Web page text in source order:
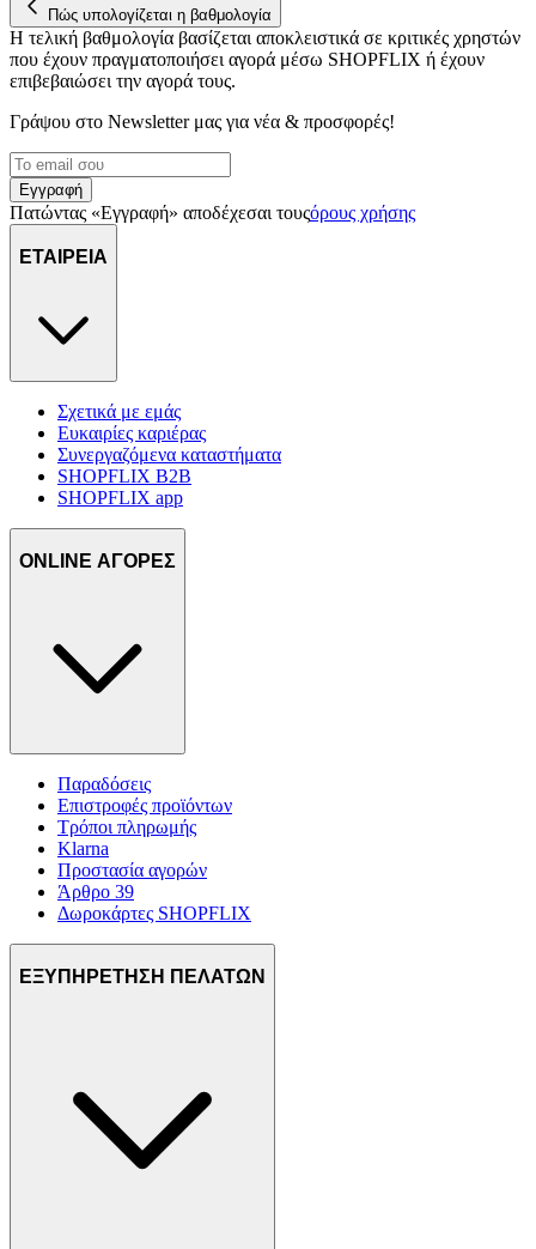
στη συσκευή σας, με σκοπό την προβολή εξατομικευμένων
διαφημίσεων και περιεχομένου, τις μετρήσεις σχετικά με
διαφημίσεις και περιεχόμενο, την καλύτερη εικόνα του κοινού
μας και την ανάπτυξη προϊόντων. Επίσης, κοινοποιούμε
τοποθεσίας μας στους συνεργάτες μέσων κοινωνικής
δικτύωσης, διαφημίσεων και ανάλυσης.
Πώς υπολογίζεται η βαθμολογία
Η τελική βαθμολογία βασίζεται αποκλειστικά σε κριτικές χρηστών
που έχουν πραγματοποιήσει αγορά μέσω SHOPFLIX ή έχουν
επιβεβαιώσει την αγορά τους.
Γράψου στο Νewsletter μας για νέα & προσφορές!
Εγγραφή
Πατώντας «Εγγραφή» αποδέχεσαι τουςόρους χρήσης
ΕΤΑΙΡΕΙΑ
Σχετικά με εμάς
Ευκαιρίες καριέρας
Συνεργαζόμενα καταστήματα
SHOPFLIX B2B
SHOPFLIX app
ONLINE ΑΓΟΡΕΣ
Παραδόσεις
Επιστροφές προϊόντων
Τρόποι πληρωμής
Klarna
Προστασία αγορών
Άρθρο 39
Δωροκάρτες SHOPFLIX
ΕΞΥΠΗΡΕΤΗΣΗ ΠΕΛΑΤΩΝ